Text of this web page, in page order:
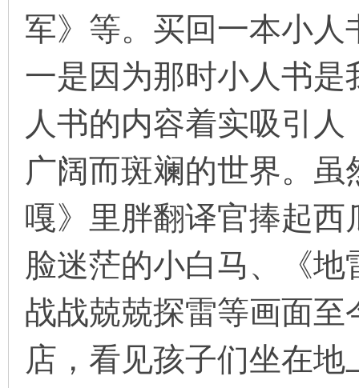
军》等。买回一本小
一是因为那时小人书
人书的内容着实吸引
广阔而斑斓的世界。
嘎》里胖翻译官捧起
脸迷茫的小白马、《
战战兢兢探雷等画面
店，看见孩子们坐在